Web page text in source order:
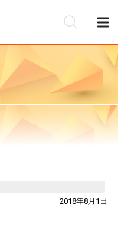
2018年8月1日